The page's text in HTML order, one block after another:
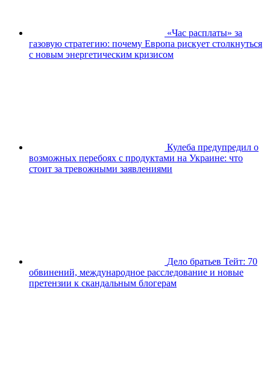
«Час расплаты» за
газовую стратегию: почему Европа рискует столкнуться
с новым энергетическим кризисом
Кулеба предупредил о
возможных перебоях с продуктами на Украине: что
стоит за тревожными заявлениями
Дело братьев Тейт: 70
обвинений, международное расследование и новые
претензии к скандальным блогерам